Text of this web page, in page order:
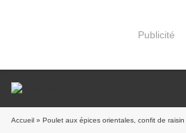
Publicité
Accueil » Poulet aux épices orientales, confit de raisin